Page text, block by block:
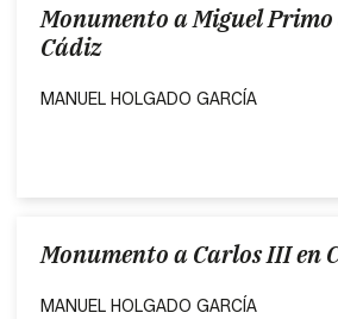
Monumento a Miguel Primo
Cádiz
MANUEL HOLGADO GARCÍA
Monumento a Carlos III en
MANUEL HOLGADO GARCÍA